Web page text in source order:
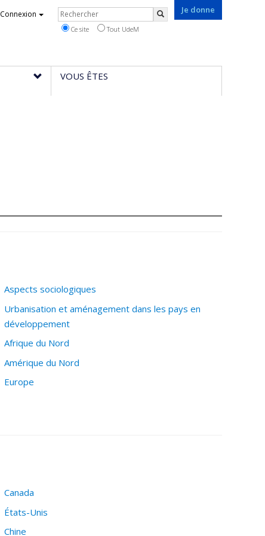
Je donne
Connexion Rechercher
Ce site Tout UdeM
VOUS ÊTES
Aspects sociologiques
Urbanisation et aménagement dans les pays en
développement
Afrique du Nord
Amérique du Nord
Europe
Canada
États-Unis
Chine